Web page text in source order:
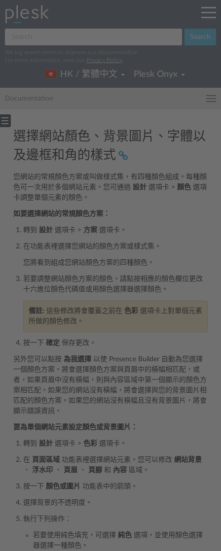
Search
We log search terms to improve our documentation.
For more information, read our
Privacy Policy
HK / 繁體中文 Plesk Onyx
Documentation
選擇網站顏色、背景圖片、字體以
及邊框和角的樣式
您網站的常規顏色方案或叫做樣式集，有四種顏色組成。每種顏
色可一次用於多個網站元素。您可通過 設計 選項卡 > 顏色 選項
卡調整單個元素的顏色。
如要選擇網站的常規顏色方案：
轉到 設計 選項卡 > 方案 選項卡。
在功能表裡選擇您網站的顏色方案或樣式集。
您將看到組成您網站顏色方案的四種顏色。
若要調整網站顏色方案的顏色，請點按相應的顏色欄位更改
十六進位顏色代碼值或用顏色選擇器選擇顏色。
備註: 這些修改將會覆蓋之前在 色彩 選項卡上對單個元素
所做的顏色修改。
按一下 確定 保存更改。
另外您可以點按 為我選擇 以使 Presence Builder 自動為您選擇
一個顏色方案。將會選擇顏色方案與頁眉中的橫幅相匹配，或
者，如果頁眉中沒有橫幅，則與內容區域中第一個顯示的顏色方
案相匹配。如果您的網站沒有橫幅，將會選擇與您的背景圖片相
匹配的顏色方案。如果您的網站沒有橫幅且沒有背景圖片，將會
顯示錯誤資訊。
要為單個網站元素設定顏色或背景圖片：
轉到 設計 選項卡 > 色彩 選項卡。
在 頁面區域 功能表裡選擇網站元素。您可以修改 網站背景
、 浮水印 、 頁眉 、 頁腳 和 內容 區域。
按一下 顏色或圖片 功能表中的箭頭。
選擇背景的不透明度。
執行下列操作：
若要使用純色填充，可選擇 純色 選項，並使用顏色選擇
器選擇一種顏色。